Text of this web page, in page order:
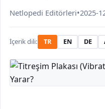
Netlopedi Editörleri•2025-
İçerik dili: TR EN DE